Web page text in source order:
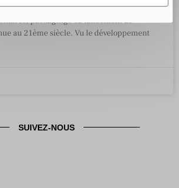
les réactions de votre cerveau face aux
packagings ou lancement de
au 21ème siècle. Vu le développement
SUIVEZ-NOUS